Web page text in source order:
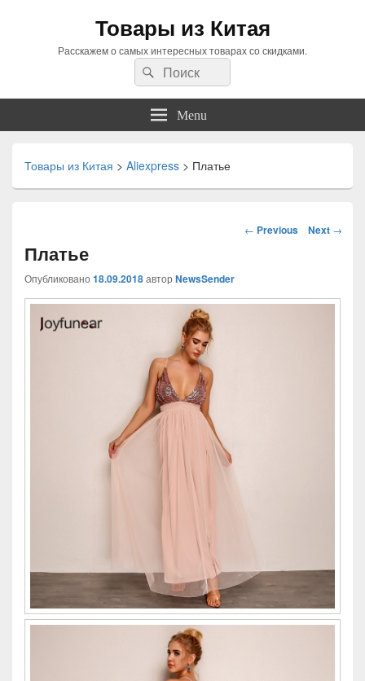
Товары из Китая
Расскажем о самых интересных товарах со скидками.
Search
for:
Search
Menu
Товары из Китая > Aliexpress > Платье
Навигация
← Previous Next →
Платье
Опубликовано 18.09.2018автор NewsSender